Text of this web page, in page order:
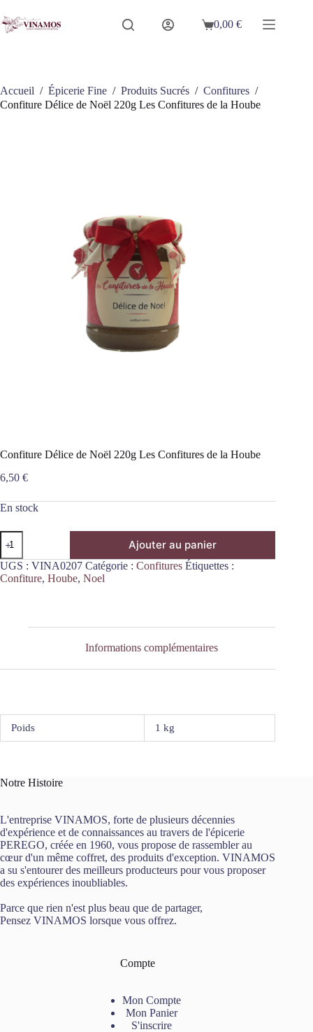
au
contenu
Panier
0,00€
Accueil / Épicerie Fine / Produits Sucrés / Confitures /
Confiture Délice de Noël 220g Les Confitures de la Hoube
Confiture Délice de Noël 220g Les Confitures de la Hoube
6,50 €
En stock
quantité
de
Confiture
Délice
de
Confitures
Hoube
Ajouter au panier
UGS : VINA0207 Catégorie : Confitures Étiquettes :
Confiture, Hoube, Noel
Informations complémentaires
Poids 1 kg
Notre Histoire
L'entreprise VINAMOS, forte de plusieurs décennies
d'expérience et de connaissances au travers de l'épicerie
PEREGO, créée en 1960, vous propose de rassembler au
cœur d'un même coffret, des produits d'exception. VINAMOS
a su s'entourer des meilleurs producteurs pour vous proposer
des expériences inoubliables.
Parce que rien n'est plus beau que de partager,
Pensez VINAMOS lorsque vous offrez.
Compte
Mon Compte
Mon Panier
S'inscrire